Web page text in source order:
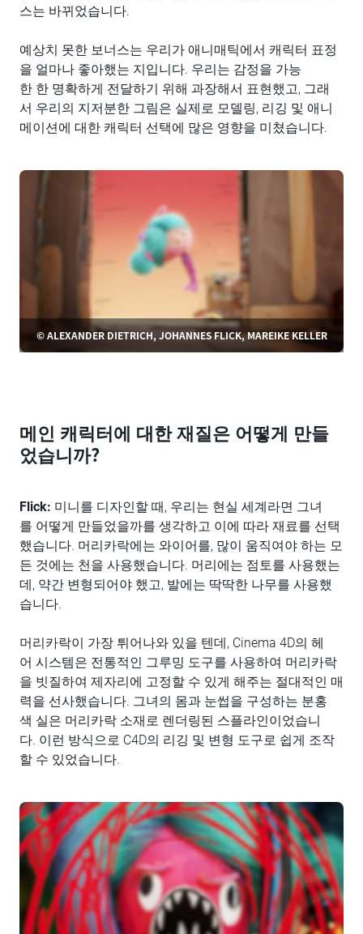
스는 바뀌었습니다.
예상치 못한 보너스는 우리가 애니매틱에서 캐릭터 표정
을 얼마나 좋아했는 지입니다. 우리는 감정을 가능
한 한 명확하게 전달하기 위해 과장해서 표현했고, 그래
서 우리의 지저분한 그림은 실제로 모델링, 리깅 및 애니
메이션에 대한 캐릭터 선택에 많은 영향을 미쳤습니다.
© ALEXANDER DIETRICH, JOHANNES FLICK, MAREIKE KELLER
메인 캐릭터에 대한 재질은 어떻게 만들
었습니까?
Flick: 미니를 디자인할 때, 우리는 현실 세계라면 그녀
를 어떻게 만들었을까를 생각하고 이에 따라 재료를 선택
했습니다. 머리카락에는 와이어를, 많이 움직여야 하는 모
든 것에는 천을 사용했습니다. 머리에는 점토를 사용했는
데, 약간 변형되어야 했고, 발에는 딱딱한 나무를 사용했
습니다.
머리카락이 가장 튀어나와 있을 텐데, Cinema 4D의 헤
어 시스템은 전통적인 그루밍 도구를 사용하여 머리카락
을 빗질하여 제자리에 고정할 수 있게 해주는 절대적인 매
력을 선사했습니다. 그녀의 몸과 눈썹을 구성하는 분홍
색 실은 머리카락 소재로 렌더링된 스플라인이었습니
다. 이런 방식으로 C4D의 리깅 및 변형 도구로 쉽게 조작
할 수 있었습니다.